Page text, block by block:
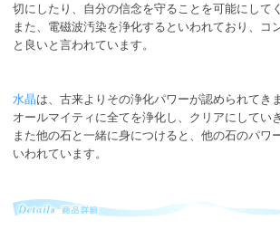
切にしたり、自分の信念を守ることを可能にして
また、電磁波汚染を浄化するといわれており、コ
と良いと言われています。
水晶は、古来よりその浄化パワーが認められてき
オールマイティに全てを浄化し、クリアにしてい
また他の石と一緒に身につけると、他の石のパワ
いわれています。